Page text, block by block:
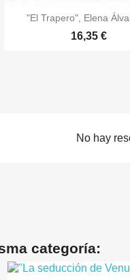
 Vista rápida
"El Trapero", Elena
16,35 €
No hay
categoría: